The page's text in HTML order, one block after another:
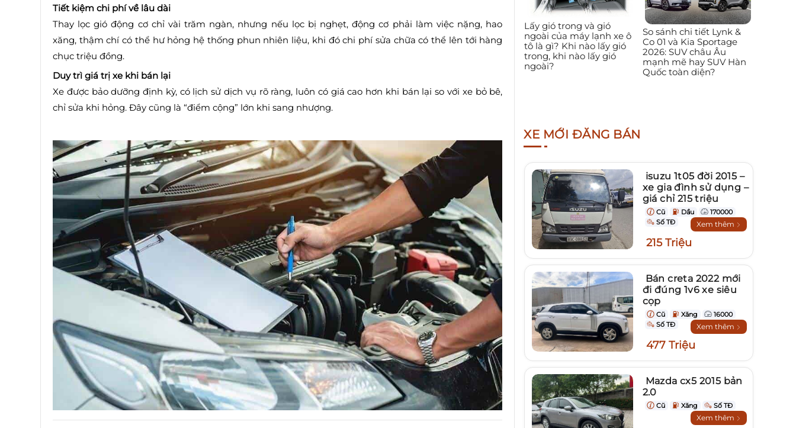
Tiết kiệm chi phí về lâu dài
Thay lọc gió động cơ chỉ vài trăm ngàn, nhưng nếu lọc bị nghẹt, động cơ phải làm việc nặng, hao
xăng, thậm chí có thể hư hỏng hệ thống phun nhiên liệu, khi đó chi phí sửa chữa có thể lên tới hàng
chục triệu đồng.
Duy trì giá trị xe khi bán lại
Xe được bảo dưỡng định kỳ, có lịch sử dịch vụ rõ ràng, luôn có giá cao hơn khi bán lại so với xe bỏ bê,
chỉ sửa khi hỏng. Đây cũng là “điểm cộng” lớn khi sang nhượng.
Lấy gió trong và gió
ngoài của máy lạnh xe ô
tô là gì? Khi nào lấy gió
trong, khi nào lấy gió
ngoài?
So sánh chi tiết Lynk &
Co 01 và Kia Sportage
2026: SUV châu Âu
mạnh mẽ hay SUV Hàn
Quốc toàn diện?
XE MỚI ĐĂNG BÁN
isuzu 1t05 đời 2015 –
xe gia đình sử dụng –
giá chỉ 215 triệu
Cũ Dầu
170000
Số TĐ
Xem thêm
215 Triệu
Bán creta 2022 mới
đi đúng 1v6 xe siêu
cọp
Cũ Xăng
16000
Số TĐ
Xem thêm
477 Triệu
Mazda cx5 2015 bản
2.0
Cũ Xăng Số TĐ
Xem thêm